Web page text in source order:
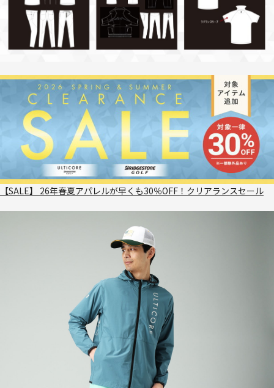
【SALE】 26年春夏アパレルが早くも30％OFF！クリアランスセール